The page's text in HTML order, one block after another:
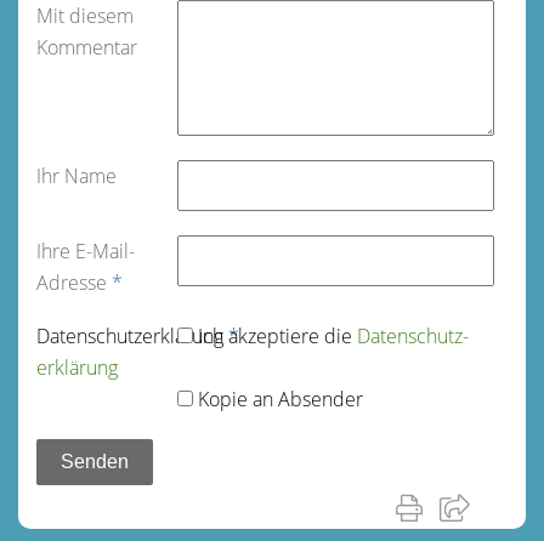
Mit diesem
Kommentar
Ihr Name
Ihre E-Mail-
Adresse *
Datenschutz­erklärung*
Ich akzeptiere die Datenschutz­
erklärung
Kopie an Absender